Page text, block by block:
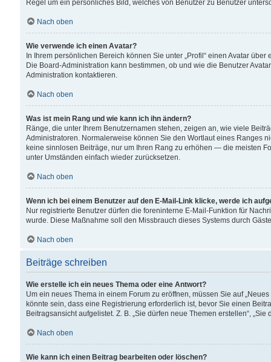
Regel um ein persönliches Bild, welches von Benutzer zu Benutzer
Nach oben
Wie verwende ich einen Avatar?
In Ihrem persönlichen Bereich können Sie unter „Profil“ einen Avatar
Die Board-Administration kann bestimmen, ob und wie die Benutzer
Administration kontaktieren.
Nach oben
Was ist mein Rang und wie kann ich ihn ändern?
Ränge, die unter Ihrem Benutzernamen stehen, zeigen an, wie viele
Administratoren. Normalerweise können Sie den Wortlaut eines Ranges
keine sinnlosen Beiträge, nur um Ihren Rang zu erhöhen — die meisten
unter Umständen einfach wieder zurücksetzen.
Nach oben
Wenn ich bei einem Benutzer auf den E-Mail-Link klicke, werde ich
Nur registrierte Benutzer dürfen die foreninterne E-Mail-Funktion für
wurde. Diese Maßnahme soll den Missbrauch dieses Systems durch
Nach oben
Beiträge schreiben
Wie erstelle ich ein neues Thema oder eine Antwort?
Um ein neues Thema in einem Forum zu eröffnen, müssen Sie auf
könnte sein, dass eine Registrierung erforderlich ist, bevor Sie einen
Beitragsansicht aufgelistet. Z. B. „Sie dürfen neue Themen erstellen“,
Nach oben
Wie kann ich einen Beitrag bearbeiten oder löschen?